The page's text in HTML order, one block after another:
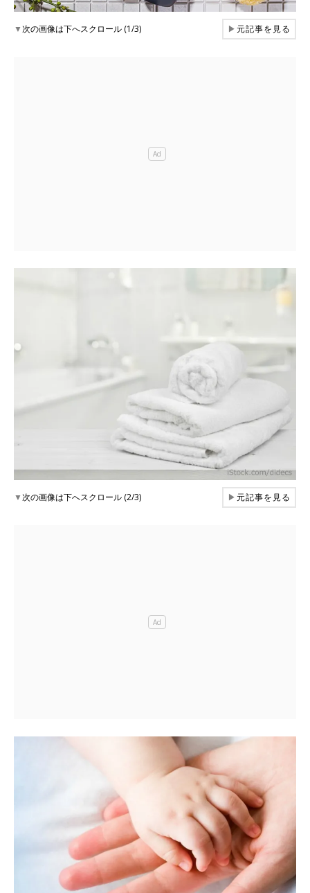
▼次の画像は下へスクロール (1/3) ▶元記事を見る
▼次の画像は下へスクロール (2/3) ▶元記事を見る